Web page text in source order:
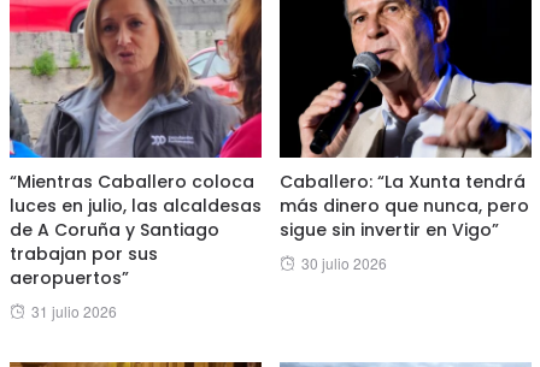
“Mientras Caballero coloca
luces en julio, las alcaldesas
de A Coruña y Santiago
trabajan por sus
aeropuertos”
Posted
31 julio 2026
Caballero: “La Xunta tendrá
más dinero que nunca, pero
sigue sin invertir en Vigo”
Posted
30 julio 2026